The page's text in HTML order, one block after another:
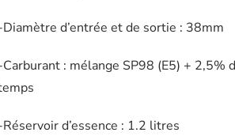
d’entrée et de sortie : 38mm
: mélange SP98 (E5) + 2,5%
d’essence : 1.2 litres